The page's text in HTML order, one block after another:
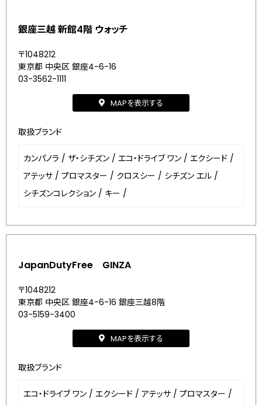
銀座三越 新館4階 ウォッチ
〒1048212
東京都 中央区 銀座4-6-16
03-3562-1111
MAPを表示する
取扱ブランド
カンパノラ / ザ・シチズン / エコ・ドライブ ワン / エクシード /
アテッサ / プロマスター / クロスシー / シチズン エル /
シチズンコレクション / キー /
JapanDutyFree GINZA
〒1048212
東京都 中央区 銀座4-6-16 銀座三越8階
03-5159-3400
MAPを表示する
取扱ブランド
エコ・ドライブ ワン / エクシード / アテッサ / プロマスター /